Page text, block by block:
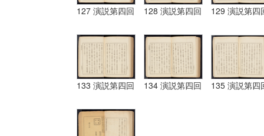
127 演説第四回 128 演説第四回 129 演説第四
133 演説第四回 134 演説第四回 135 演説第四